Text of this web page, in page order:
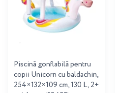
Piscină gonflabilă pentru
copii Unicorn cu baldachin,
254×132×109 cm, 130 L, 2+